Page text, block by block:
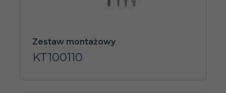
Zestaw montażowy
KT100110